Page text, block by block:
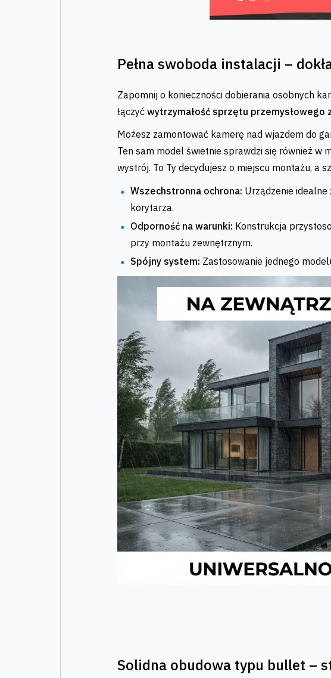
Pełna swoboda instalacji –
Zapomnij o konieczności dobierania osobnych
łączyć wytrzymałość sprzętu
Możesz zamontować kamerę nad wjazdem do
Ten sam model świetnie sprawdzi się również w
wystrój. To Ty decydujesz o miejscu montażu, a
Wszechstronna ochrona: Urządzenie
korytarza.
Odporność na warunki: Konstrukcja
przy montażu zewnętrznym.
Spójny system: Zastosowanie jednego
Solidna obudowa typu bullet –